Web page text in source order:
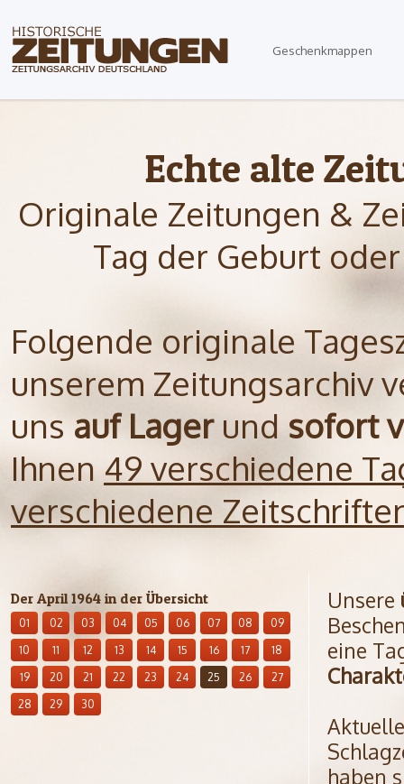
Geschenkmappen
Echte alte
Originale Zeitungen &
Tag der Geburt
Folgende originale
unserem Zeitungsarchiv
uns auf Lagerund sofort
Ihnen 49 verschiedene
verschiedene
Der April 1964 in der Übersicht
01 02 03 04 05 06 07 08
09
10
11 12 13 14 15 16 17
18
19
20 21 22 23 24 25 26
27
28
29 30
Unsere
eine
haben